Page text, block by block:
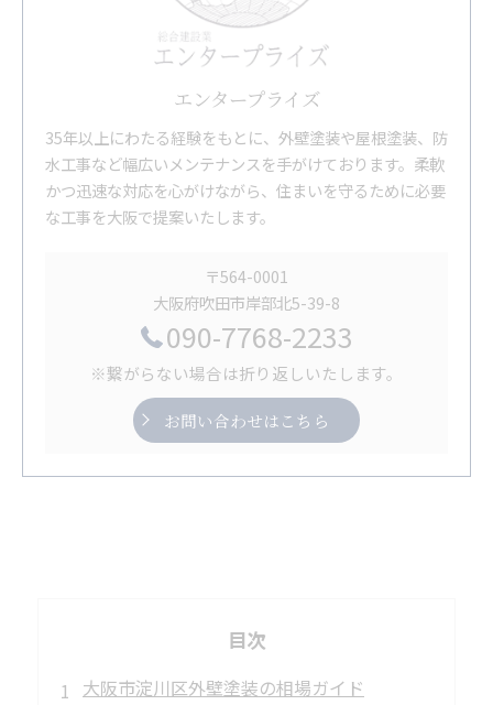
エンタープライズ
35年以上にわたる経験をもとに、外壁塗装や屋根塗装、防
水工事など幅広いメンテナンスを手がけております。柔軟
かつ迅速な対応を心がけながら、住まいを守るために必要
な工事を大阪で提案いたします。
〒564-0001
大阪府吹田市岸部北5-39-8
090-7768-2233
※繋がらない場合は折り返しいたします。
お問い合わせはこちら
目次
大阪市淀川区外壁塗装の相場ガイド